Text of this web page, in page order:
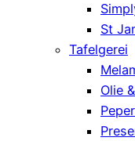
St
Tafelgerei
Olie